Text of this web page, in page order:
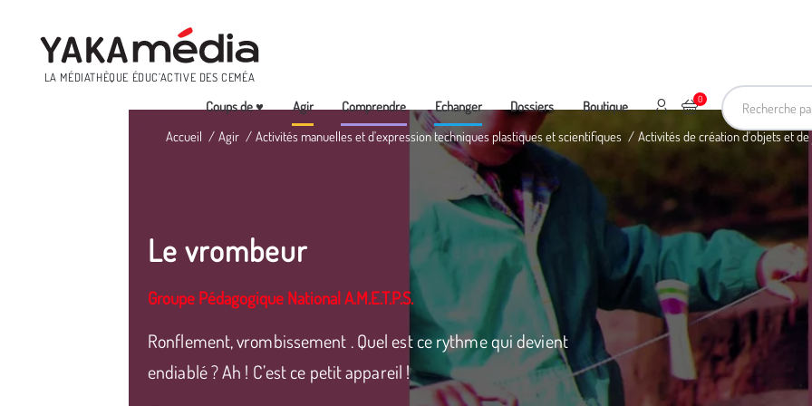
LA MÉDIATHÈQUE ÉDUC’ACTIVE DES CEMÉA
Recherche
Menu
Coups de ♥ Agir Comprendre Echanger Dossiers Boutique 0
Ajouter au panier
Mon compte
Accueil Agir Activités manuelles et d'expression techniques plastiques et scientifiques Activités de création d'objets et
Le vrombeur
Groupe Pédagogique National A.M.E.T.P.S.
Ronflement, vrombissement . Quel est ce rythme qui devient
endiablé ? Ah ! C’est ce petit appareil !